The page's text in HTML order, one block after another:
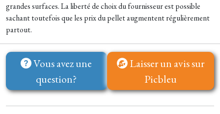
grandes surfaces. La liberté de choix du fournisseur est possible
sachant toutefois que les prix du pellet augmentent régulièrement
partout.
Vous avez une
question?
Laisser un avis sur
Picbleu